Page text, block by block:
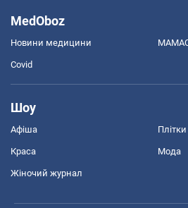
MedOboz
Новини медицини
Covid
Шоу
Афіша Плітки
Краса Мода
Жіночий журнал